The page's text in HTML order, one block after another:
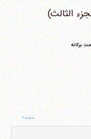
الثالث)
برکاته
صفحه ۷